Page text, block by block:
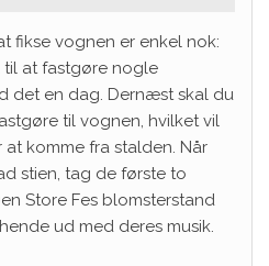
fikse vognen er enkel nok:
til at fastgøre nogle
det en dag. Dernæst skal du
til vognen, hvilket vil
komme fra stalden. Når
stien, tag de første to
Store Fes blomsterstand
ud med deres musik.